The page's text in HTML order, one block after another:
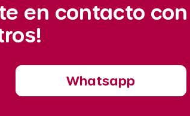
en contacto con
Whatsapp